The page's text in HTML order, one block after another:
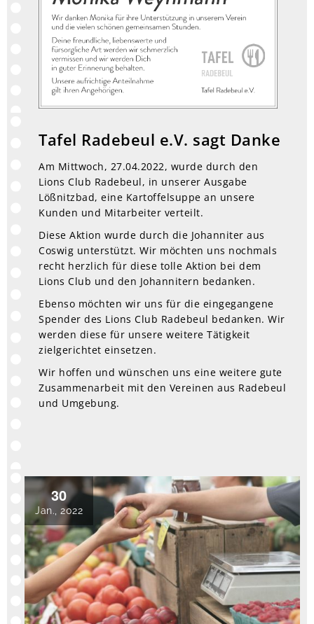
Tafel Radebeul e.V. sagt Danke
Am Mittwoch, 27.04.2022, wurde durch den
Lions Club Radebeul, in unserer Ausgabe
Lößnitzbad, eine Kartoffelsuppe an unsere
Kunden und Mitarbeiter verteilt.
Diese Aktion wurde durch die Johanniter aus
Coswig unterstützt. Wir möchten uns nochmals
recht herzlich für diese tolle Aktion bei dem
Lions Club und den Johannitern bedanken.
Ebenso möchten wir uns für die eingegangene
Spender des Lions Club Radebeul bedanken. Wir
werden diese für unsere weitere Tätigkeit
zielgerichtet einsetzen.
Wir hoffen und wünschen uns eine weitere gute
Zusammenarbeit mit den Vereinen aus Radebeul
und Umgebung.
30
Jan., 2022